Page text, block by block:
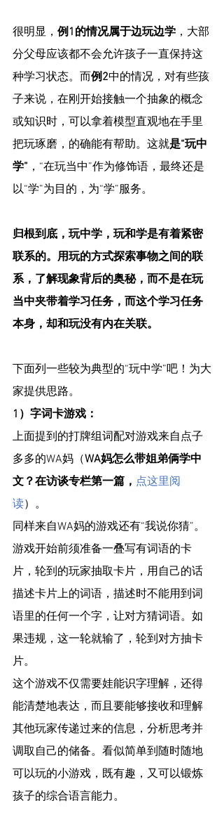
很明显， 例1的情况属于边玩边学 ，大部
分父母应该都不会允许孩子一直保持这
种学习状态。而例2中的情况，对有些孩
子来说，在刚开始接触一个抽象的概念
或知识时，可以拿着模型直观地在手里
把玩琢磨，的确能有帮助。这就是“玩中
学” ，“在玩当中”作为修饰语，最终还是
以“学”为目的，为“学”服务。
归根到底，玩中学，玩和学是有着紧密
联系的。用玩的方式探索事物之间的联
系，了解现象背后的奥秘，而不是在玩
当中夹带着学习任务，而这个学习任务
本身，却和玩没有内在关联。
下面列一些较为典型的“玩中学”吧！为大
家提供思路。
1）字词卡游戏：
上面提到的打牌组词配对游戏来自点子
多多的WA妈（WA妈怎么带姐弟俩学中
文？在访谈专栏第一篇， 点这里阅
读）。
同样来自WA妈的游戏还有“我说你猜”。
游戏开始前须准备一叠写有词语的卡
片，轮到的玩家抽取卡片，用自己的话
描述卡片上的词语，描述时不能用到词
语里的任何一个字，让对方猜词语。如
果违规，这一轮就输了，轮到对方抽卡
片。
这个游戏不仅需要娃能识字理解，还得
能清楚地表达，而且要能够接收和理解
其他玩家传递过来的信息，分析思考并
调取自己的储备。看似简单到随时随地
可以玩的小游戏，既有趣，又可以锻炼
孩子的综合语言能力。